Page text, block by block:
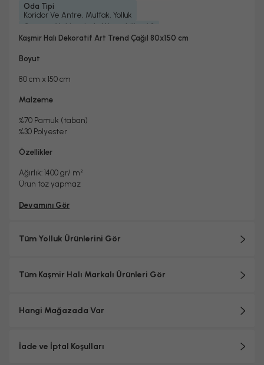
Oda Tipi
Koridor Ve Antre, Mutfak, Yolluk
Çamaşır Makinesinde Yıkanabilir mi ?
Evet
Evet
1, 2
Kaşmir Halı Dekoratif Art Trend Çağıl 80x150 cm
Boyut
80 cm x 150 cm
Malzeme
%70 Pamuk (taban)
%30 Polyester
Özellikler
Ağırlık: 1400 gr/ m²
Ürün toz yapmaz
Devamını Gör
Tüm Yolluk Ürünlerini Gör
Tüm Kaşmir Halı Markalı Ürünleri Gör
Hangi Mağazada Var
İade ve İptal Koşulları